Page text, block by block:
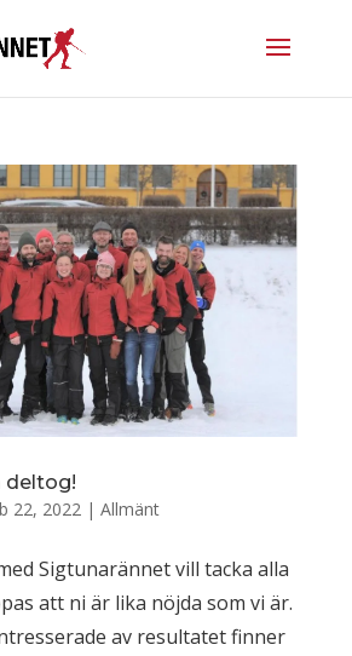
deltog!
22, 2022| Allmänt
Sigtunarännet vill tacka alla
att ni är lika nöjda som vi är.
av resultatet finner